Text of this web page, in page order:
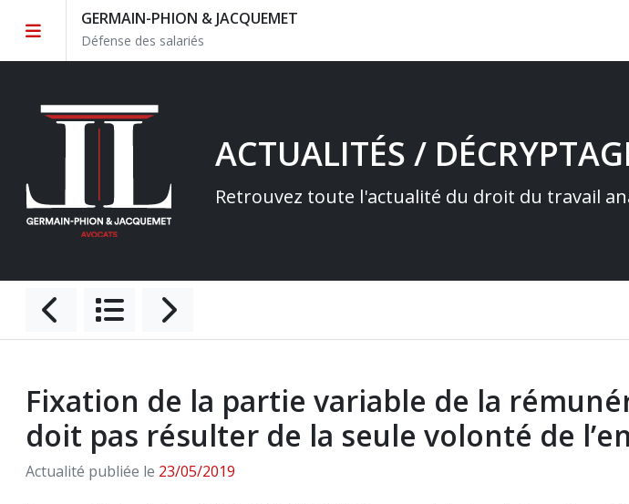
GERMAIN-PHION & JACQUEMET
Défense des salariés
ACTUALITÉS /
Retrouvez toute l'actualité du droit du travail
Fixation de la partie variable de la
doit pas résulter de la seule volonté de
Actualité publiée le 23/05/2019